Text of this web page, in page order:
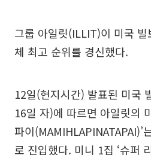
그룹 아일릿(ILLIT)이 미국
체 최고 순위를 경신했다.
12일(현지시간) 발표된 미국
16일 자)에 따르면 아일릿의
파이(MAMIHLAPINATAPAI)’
로 진입했다. 미니 1집 ‘슈퍼